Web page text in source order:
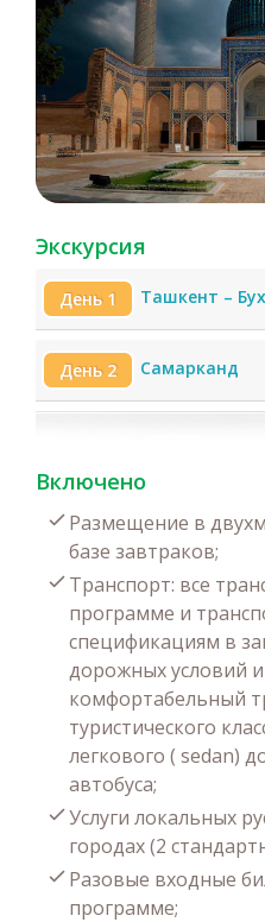
Экскурсия
День 1 Ташкент –
День 2 Самарканд
Включено
Размещение в
базе завтраков;
Транспорт: все
программе и
спецификациям в
дорожных условий
комфортабельный
туристического
легкового ( sedan)
автобуса;
Услуги локальных
городах (2
Разовые входные
программе;